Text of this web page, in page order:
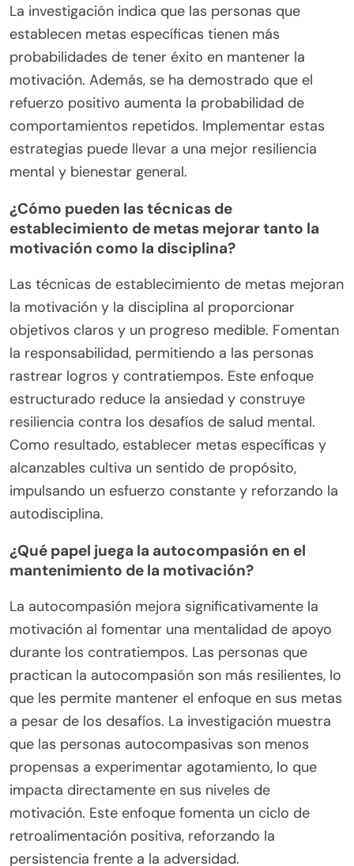
La investigación indica que las personas que
establecen metas específicas tienen más
probabilidades de tener éxito en mantener la
motivación. Además, se ha demostrado que el
refuerzo positivo aumenta la probabilidad de
comportamientos repetidos. Implementar estas
estrategias puede llevar a una mejor resiliencia
mental y bienestar general.
¿Cómo pueden las técnicas de
establecimiento de metas mejorar tanto la
motivación como la disciplina?
Las técnicas de establecimiento de metas mejoran
la motivación y la disciplina al proporcionar
objetivos claros y un progreso medible. Fomentan
la responsabilidad, permitiendo a las personas
rastrear logros y contratiempos. Este enfoque
estructurado reduce la ansiedad y construye
resiliencia contra los desafíos de salud mental.
Como resultado, establecer metas específicas y
alcanzables cultiva un sentido de propósito,
impulsando un esfuerzo constante y reforzando la
autodisciplina.
¿Qué papel juega la autocompasión en el
mantenimiento de la motivación?
La autocompasión mejora significativamente la
motivación al fomentar una mentalidad de apoyo
durante los contratiempos. Las personas que
practican la autocompasión son más resilientes, lo
que les permite mantener el enfoque en sus metas
a pesar de los desafíos. La investigación muestra
que las personas autocompasivas son menos
propensas a experimentar agotamiento, lo que
impacta directamente en sus niveles de
motivación. Este enfoque fomenta un ciclo de
retroalimentación positiva, reforzando la
persistencia frente a la adversidad.